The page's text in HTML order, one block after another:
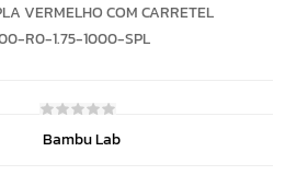
VERMELHO COM CARRETEL
R0-1.75-1000-SPL
Bambu Lab